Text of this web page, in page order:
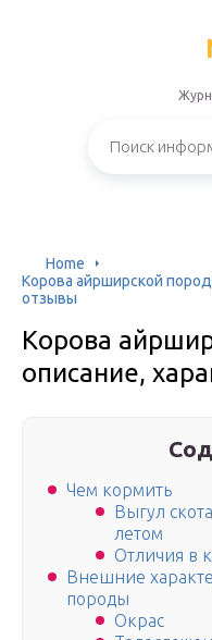
Home
Корова айрширской
отзывы
Корова
описание,
Чем кормить
Выгул
летом
Отличия в
Внешние
породы
Окрас